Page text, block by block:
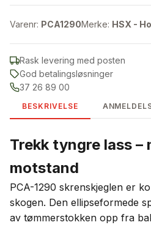
Varenr: PCA1290Merke: HSX -
Rask levering med posten
God betalingsløsninger
37 26 89 00
BESKRIVELSE
Trekk tyngre lass –
motstand
PCA-1290 skrenskjeglen er
skogen. Den ellipseformede
av tømmerstokken opp fra